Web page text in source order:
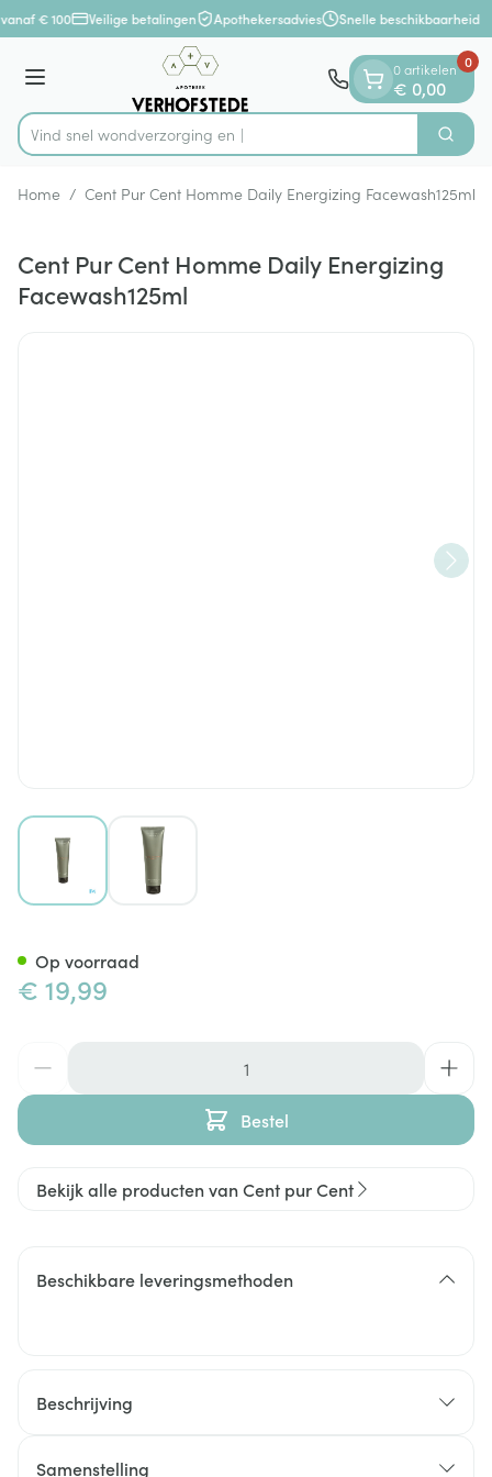
Ga naar de inhoud
1 van 1
€ 100 Veilige betalingen Apothekersadvies Snelle beschikbaarheid
Menu
Product, merk, categorie...
Vind snel wondverzor Zoek
0 artikelen
€ 0,00
0
Home / Cent Pur Cent Homme Daily Energizing Facewash125ml
Cent Pur Cent Homme Daily Energizing
Facewash125ml
View larger imageView larger image
€ 19,99
Bestel
Op voorraad
Bekijk alle producten van Cent pur Cent
Beschikbare leveringsmethoden
Beschrijving
Samenstelling